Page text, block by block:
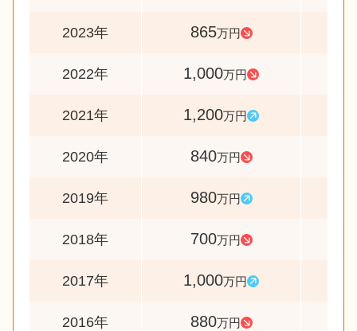
2023年 865万円
2022年 1,000万円
2021年 1,200万円
2020年 840万円
2019年 980万円
2018年 700万円
2017年 1,000万円
2016年 880万円